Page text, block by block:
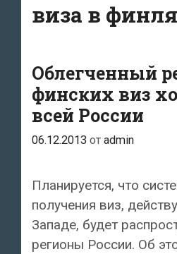
виза в
Облегченный
финских виз
всей России
06.12.2013 от admin
Планируется, что
получения виз,
Западе, будет
регионы России. Об